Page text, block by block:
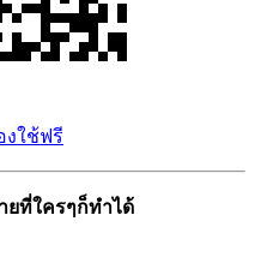
งใช้ฟรี
ายที่ใครๆก็ทำได้